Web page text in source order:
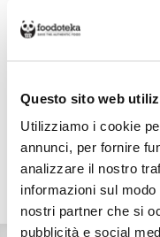
Questo sito web
Utilizziamo i cookie
annunci, per fornire
analizzare il nostro
informazioni sul
nostri partner che si
pubblicità e social
Costo di
acquistare, ciò che spendi in
sconto sulle spese di
DETTAGLI VALORI